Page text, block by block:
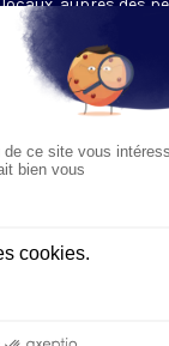
service du Bien
Un regard